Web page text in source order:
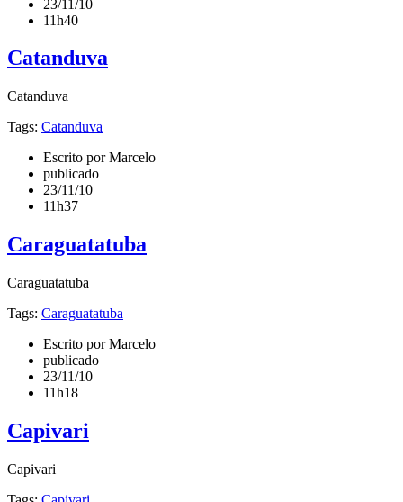
23/11/10
11h40
Catanduva
Catanduva
Tags: Catanduva
Escrito por Marcelo
publicado
23/11/10
11h37
Caraguatatuba
Caraguatatuba
Tags: Caraguatatuba
Escrito por Marcelo
publicado
23/11/10
11h18
Capivari
Capivari